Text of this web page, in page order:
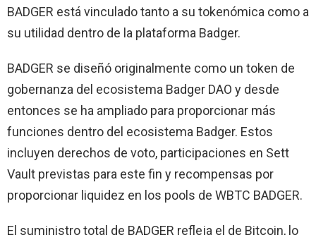
BADGER está vinculado tanto a su tokenómica como a
su utilidad dentro de la plataforma Badger.
BADGER se diseñó originalmente como un token de
gobernanza del ecosistema Badger DAO y desde
entonces se ha ampliado para proporcionar más
funciones dentro del ecosistema Badger. Estos
incluyen derechos de voto, participaciones en Sett
Vault previstas para este fin y recompensas por
proporcionar liquidez en los pools de WBTC BADGER.
El suministro total de BADGER refleja el de Bitcoin, lo